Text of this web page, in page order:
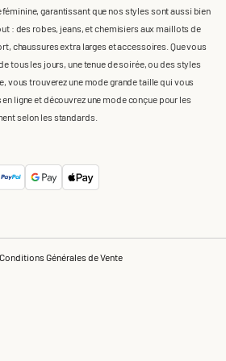
garantissant que nos styles sont aussi bien
: des robes, jeans, et chemisiers aux maillots de
chaussures extra larges et accessoires. Que vous
tous les jours, une tenue de soirée, ou des styles
vous trouverez une mode grande taille qui vous
ligne et découvrez une mode conçue pour les
selon les standards.
Conditions Générales de Vente